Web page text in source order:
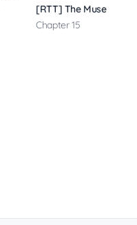
[RTT] The Muse
Chapter 15